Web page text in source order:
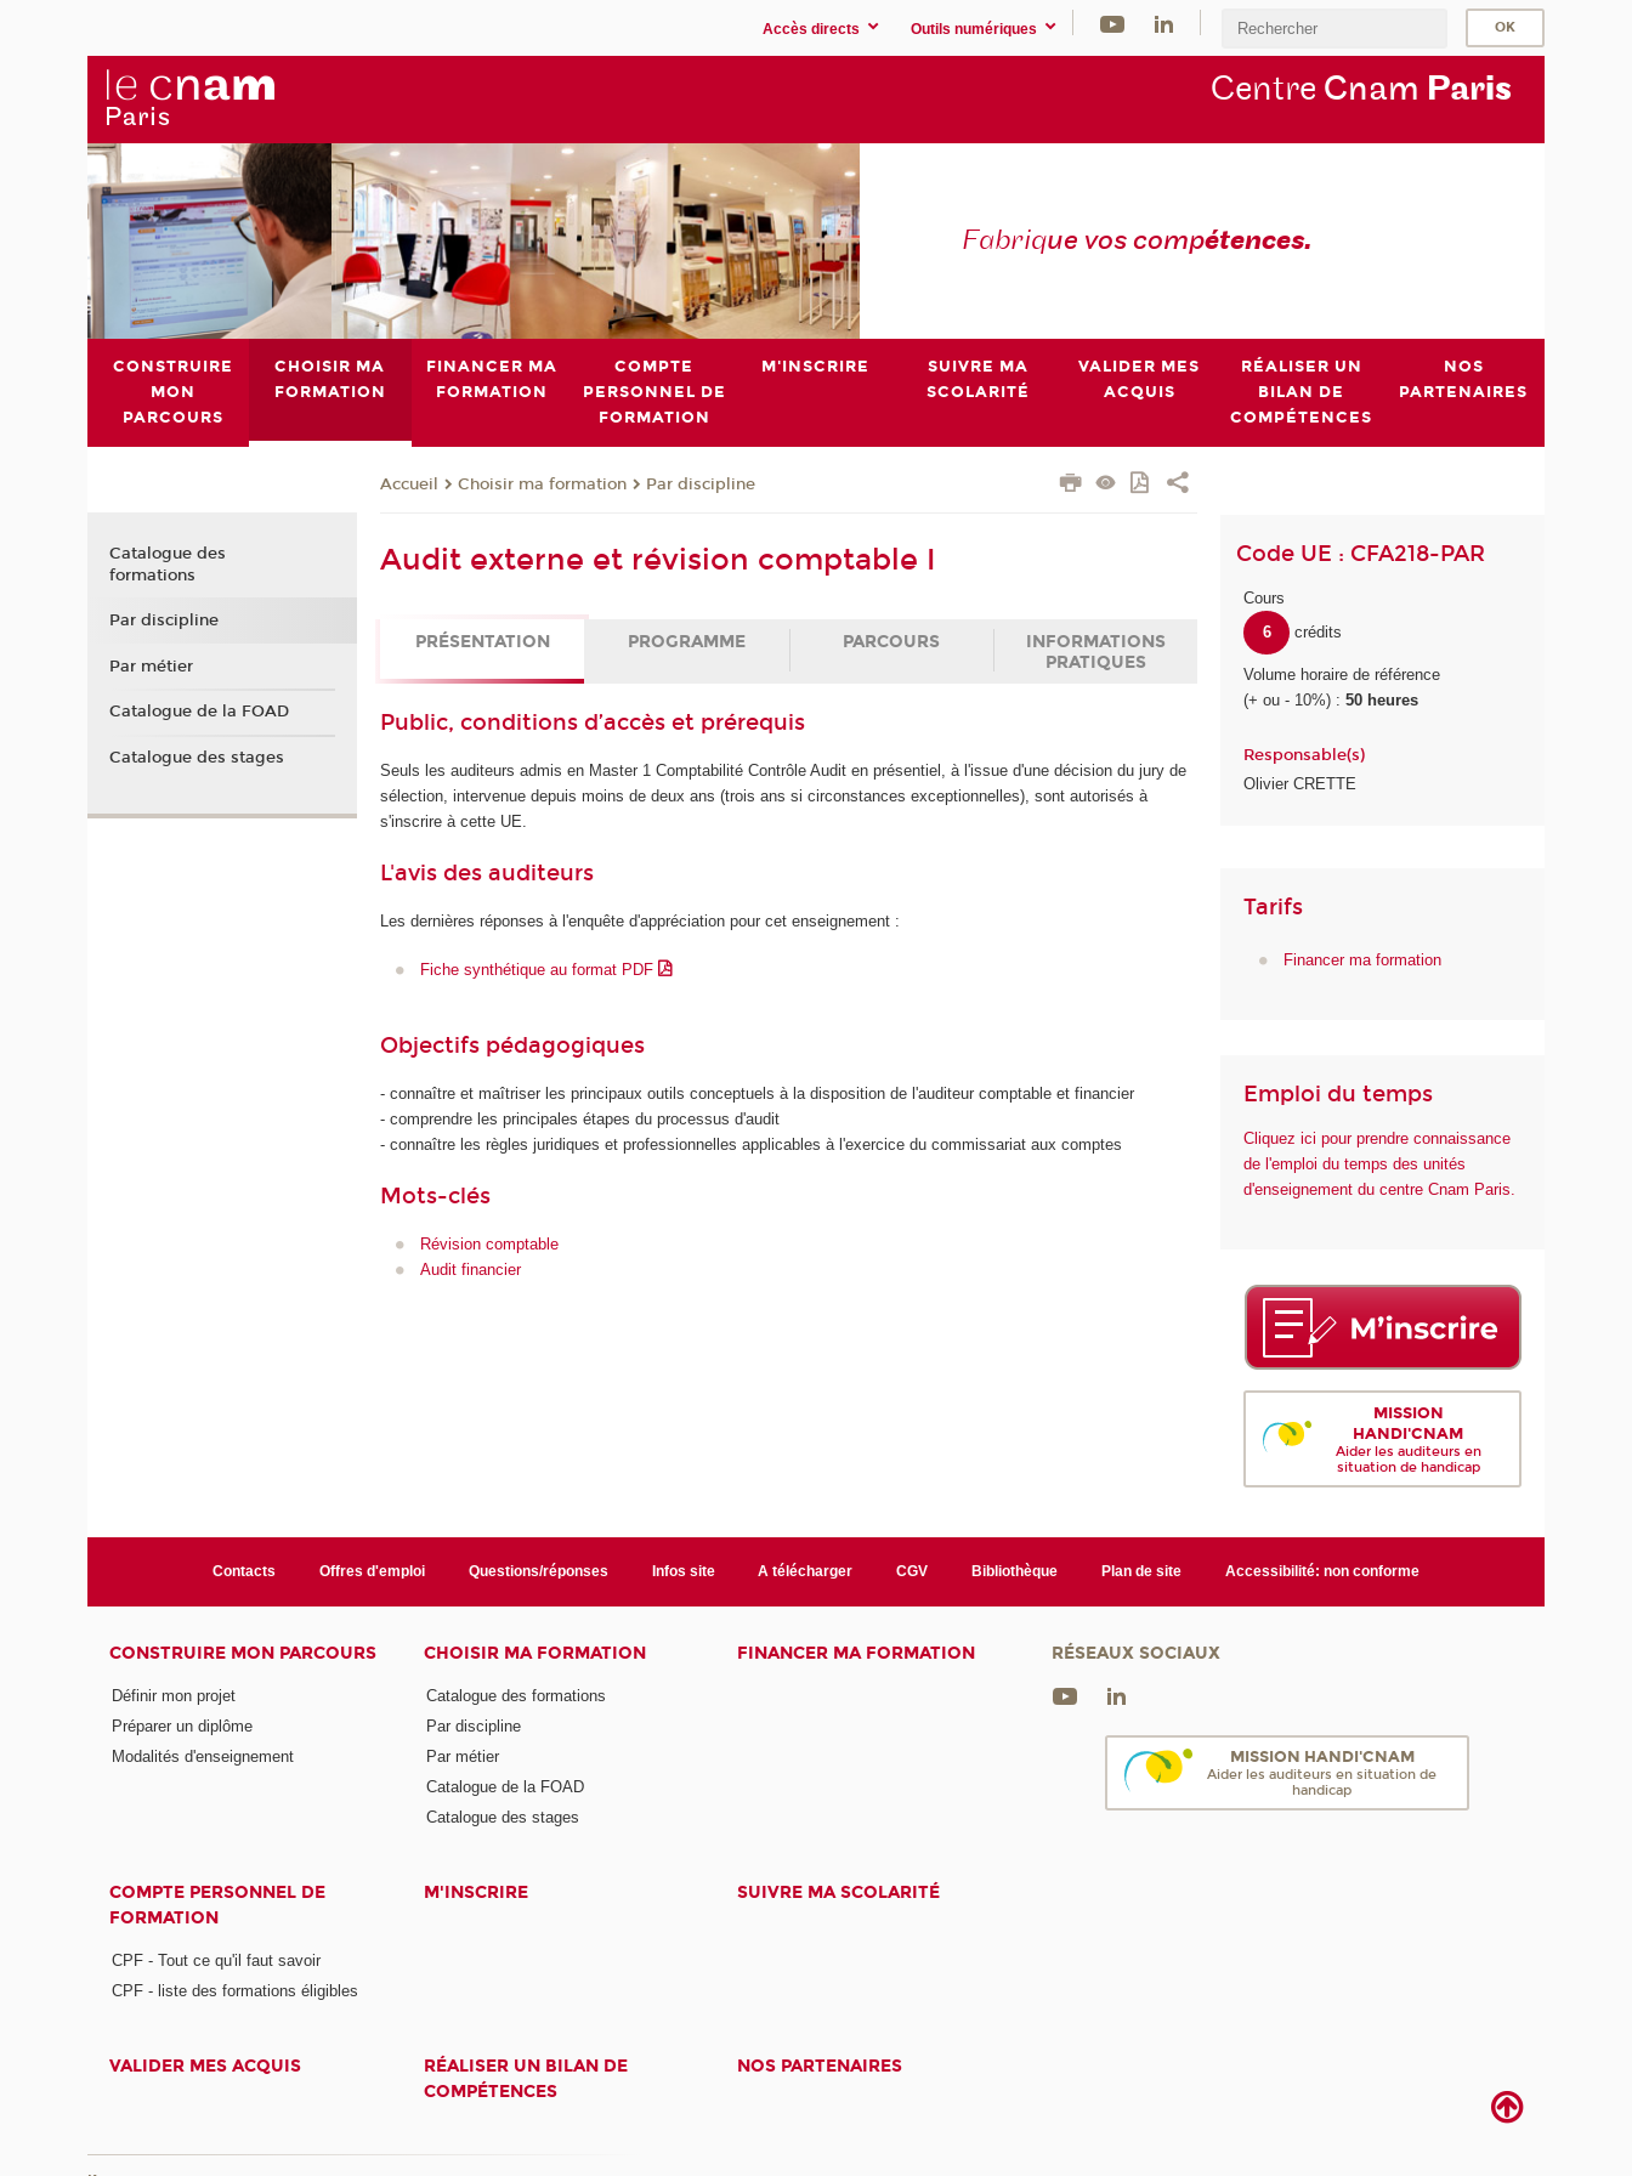
Accès directs Outils numériques
Centre Cnam Paris
Fabrique vos compétences.
CONSTRUIRE
MON
PARCOURS
CHOISIR MA
FORMATION
FINANCER MA
FORMATION
COMPTE
PERSONNEL DE
FORMATION
M'INSCRIRE
SUIVRE MA
SCOLARITÉ
VALIDER MES
ACQUIS
RÉALISER UN
BILAN DE
COMPÉTENCES
NOS
PARTENAIRES
Accueil Choisir ma formation Par discipline
Audit externe et révision comptable I
PRÉSENTATION PROGRAMME PARCOURS
INFORMATIONS
PRATIQUES
Public, conditions d’accès et prérequis
Seuls les auditeurs admis en Master 1 Comptabilité Contrôle Audit en présentiel, à l'issue d'une décision du jury de
sélection, intervenue depuis moins de deux ans (trois ans si circonstances exceptionnelles), sont autorisés à
s'inscrire à cette UE.
L'avis des auditeurs
Les dernières réponses à l'enquête d'appréciation pour cet enseignement :
Fiche synthétique au format PDF
Objectifs pédagogiques
- connaître et maîtriser les principaux outils conceptuels à la disposition de l'auditeur comptable et financier
- comprendre les principales étapes du processus d'audit
- connaître les règles juridiques et professionnelles applicables à l'exercice du commissariat aux comptes
Mots-clés
Révision comptable
Audit financier
Code UE : CFA218-PAR
Cours
6
crédits
Volume horaire de référence
(+ ou - 10%) :50 heures
Responsable(s)
Olivier CRETTE
Tarifs
Financer ma formation
Emploi du temps
Cliquez ici pour prendre connaissance
de l'emploi du temps des unités
d'enseignement du centre Cnam Paris.
MISSION
HANDI'CNAM
Aider les auditeurs en
situation de handicap
Catalogue des
formations
Par discipline
Par métier
Catalogue de la FOAD
Catalogue des stages
Contacts Offres d'emploi Questions/réponses Infos site A télécharger CGV Bibliothèque Plan de site Accessibilité: non conforme
CONSTRUIRE MON PARCOURS
Définir mon projet
Préparer un diplôme
Modalités d'enseignement
CHOISIR MA FORMATION
Catalogue des formations
Par discipline
Par métier
Catalogue de la FOAD
Catalogue des stages
FINANCER MA FORMATION
COMPTE PERSONNEL DE
FORMATION
CPF - Tout ce qu'il faut savoir
CPF - liste des formations éligibles
M'INSCRIRE SUIVRE MA SCOLARITÉ
VALIDER MES ACQUIS
RÉALISER UN BILAN DE
COMPÉTENCES
NOS PARTENAIRES
RÉSEAUX SOCIAUX
MISSION HANDI'CNAM
Aider les auditeurs en situation de
handicap